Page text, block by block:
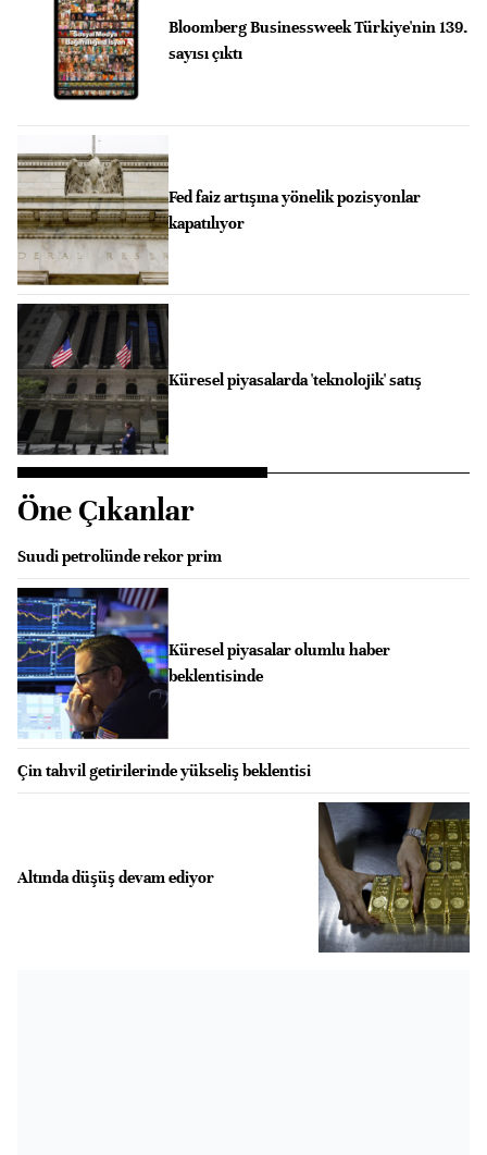
Bloomberg Businessweek Türkiye'nin 139.
sayısı çıktı
Fed faiz artışına yönelik pozisyonlar
kapatılıyor
Küresel piyasalarda 'teknolojik' satış
Öne Çıkanlar
Suudi petrolünde rekor prim
Küresel piyasalar olumlu haber
beklentisinde
Çin tahvil getirilerinde yükseliş beklentisi
Altında düşüş devam ediyor